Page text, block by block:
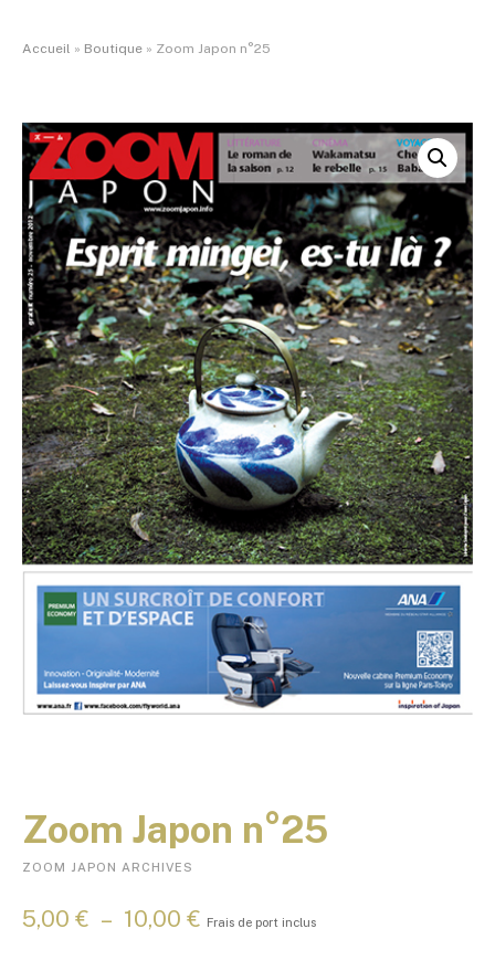
Accueil » Boutique » Zoom Japon n°25
Zoom Japon n°25
ZOOM JAPON ARCHIVES
5,00 € – 10,00 € P
Frais de port inclus